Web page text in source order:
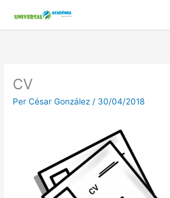
contingut
CV
Per César González / 30/04/2018